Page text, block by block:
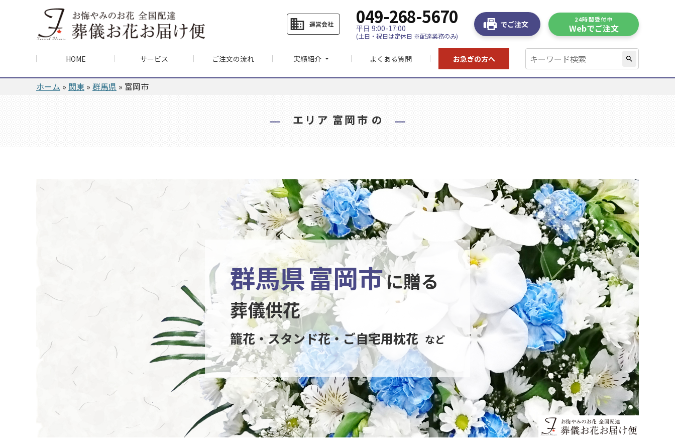
business 運営会社 049-268-5670
平日 9:00-17:00
(土日・祝日は定休日 ※配達業務のみ)
でご注文
24時間受付中
Webでご注文
search
HOME サービス ご注文の流れ 実績紹介 arrow_drop_down よくある質問 お急ぎの方へ
ホーム » 関東 » 群馬県 » 富岡市
エリア 富岡市 の
群馬県富岡市に贈る
葬儀供花
籠花・スタンド花・ご自宅用枕花 など